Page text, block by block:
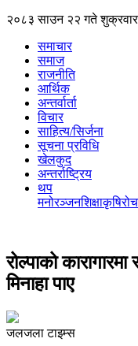
२०८३ साउन २२ गते शुक्रवार
समाचार
समाज
राजनीति
आर्थिक
अन्तर्वार्ता
विचार
साहित्य/सिर्जना
सूचना प्रविधि
खेलकुद
अन्तर्राष्ट्रिय
थप
मनोरञ्‍जनशिक्षाकृषि
रोल्पाको
मिनाहा पाए
जलजला टाइम्स